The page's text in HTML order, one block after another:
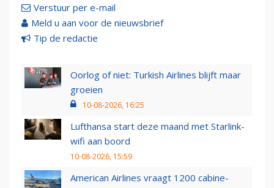
Verstuur per e-mail
Meld u aan voor de nieuwsbrief
Tip de redactie
Oorlog of niet: Turkish Airlines blijft maar
groeien
10-08-2026, 16:25
Lufthansa start deze maand met Starlink-
wifi aan boord
10-08-2026, 15:59
American Airlines vraagt 1200 cabine-